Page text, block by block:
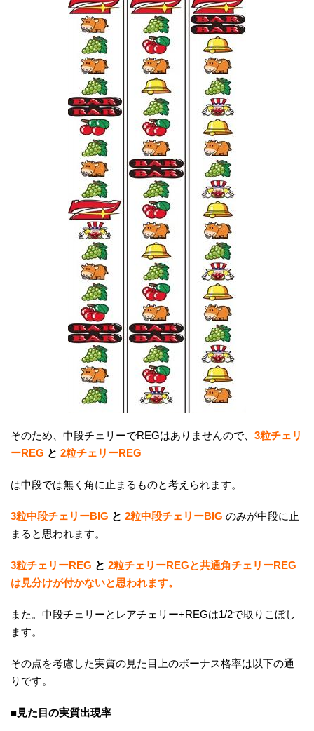
そのため、中段チェリーでREGはありませんので、 3粒チェリ
ーREG と 2粒チェリーREG
は中段では無く角に止まるものと考えられます。
3粒中段チェリーBIG と 2粒中段チェリーBIG のみが中段に止
まると思われます。
3粒チェリーREG と 2粒チェリーREGと共通角チェリーREG
は見分けが付かないと思われます。
また。中段チェリーとレアチェリー+REGは1/2で取りこぼし
ます。
その点を考慮した実質の見た目上のボーナス格率は以下の通
りです。
■見た目の実質出現率